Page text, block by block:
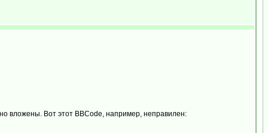
вложены. Вот этот BBCode, например, неправилен: